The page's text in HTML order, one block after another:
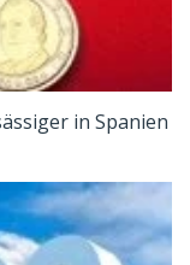
in Spanien